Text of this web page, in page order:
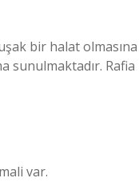
bir halat
var.